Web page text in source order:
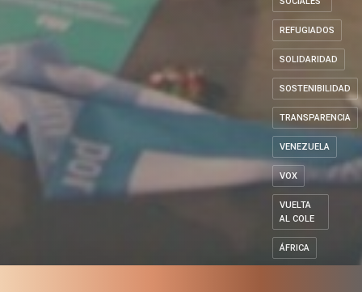
REFUGIADOS
SOLIDARIDAD
SOSTENIBILIDAD
TRANSPARENCIA
VENEZUELA
VOX
VUELTA
AL COLE
ÁFRICA